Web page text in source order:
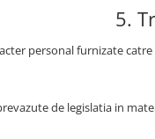
5.
personal furnizate
de legislatia in